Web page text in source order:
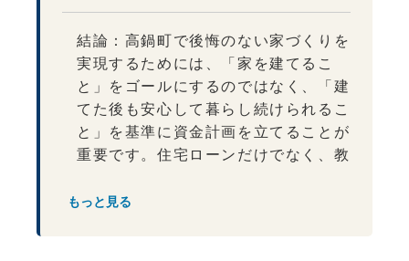
結論：高鍋町で後悔のない家づくりを
実現するためには、「家を建てるこ
と」をゴールにするのではなく、「建
てた後も安心して暮らし続けられるこ
と」を基準に資金計画を立てることが
重要です。住宅ローンだけでなく、教
慮した無理のない予算設定が、将来の
もっと見る